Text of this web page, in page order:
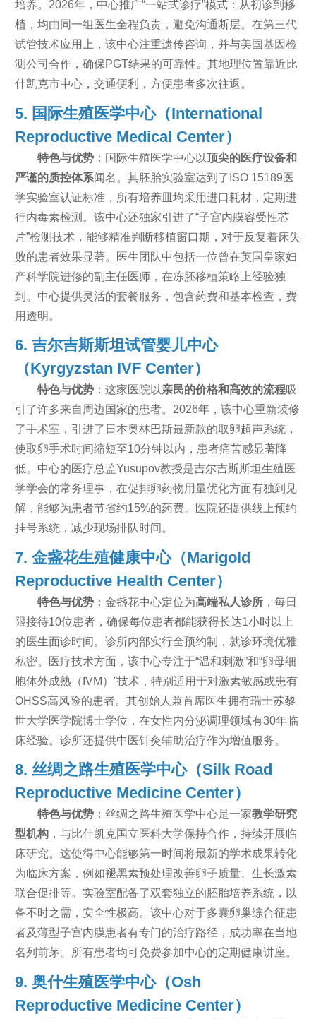
培养。2026年，中心推广“一站式诊疗”模式：从初诊到移
植，均由同一组医生全程负责，避免沟通断层。在第三代
试管技术应用上，该中心注重遗传咨询，并与美国基因检
测公司合作，确保PGT结果的可靠性。其地理位置靠近比
什凯克市中心，交通便利，方便患者多次往返。
5. 国际生殖医学中心（International
Reproductive Medical Center）
特色与优势：国际生殖医学中心以顶尖的医疗设备和
严谨的质控体系闻名。其胚胎实验室达到了ISO 15189医
学实验室认证标准，所有培养皿均采用进口耗材，定期进
行内毒素检测。该中心还独家引进了“子宫内膜容受性芯
片”检测技术，能够精准判断移植窗口期，对于反复着床失
败的患者效果显著。医生团队中包括一位曾在英国皇家妇
产科学院进修的副主任医师，在冻胚移植策略上经验独
到。中心提供灵活的套餐服务，包含药费和基本检查，费
用透明。
6. 吉尔吉斯斯坦试管婴儿中心
（Kyrgyzstan IVF Center）
特色与优势：这家医院以亲民的价格和高效的流程吸
引了许多来自周边国家的患者。2026年，该中心重新装修
了手术室，引进了日本奥林巴斯最新款的取卵超声系统，
使取卵手术时间缩短至10分钟以内，患者痛苦感显著降
低。中心的医疗总监Yusupov教授是吉尔吉斯斯坦生殖医
学学会的常务理事，在促排卵药物用量优化方面有独到见
解，能够为患者节省约15%的药费。医院还提供线上预约
挂号系统，减少现场排队时间。
7. 金盏花生殖健康中心（Marigold
Reproductive Health Center）
特色与优势：金盏花中心定位为高端私人诊所，每日
限接待10位患者，确保每位患者都能获得长达1小时以上
的医生面诊时间。诊所内部实行全预约制，就诊环境优雅
私密。医疗技术方面，该中心专注于“温和刺激”和“卵母细
胞体外成熟（IVM）”技术，特别适用于对激素敏感或患有
OHSS高风险的患者。其创始人兼首席医生拥有瑞士苏黎
世大学医学院博士学位，在女性内分泌调理领域有30年临
床经验。诊所还提供中医针灸辅助治疗作为增值服务。
8. 丝绸之路生殖医学中心（Silk Road
Reproductive Medicine Center）
特色与优势：丝绸之路生殖医学中心是一家教学研究
型机构，与比什凯克国立医科大学保持合作，持续开展临
床研究。这使得中心能够第一时间将最新的学术成果转化
为临床方案，例如褪黑素预处理改善卵子质量、生长激素
联合促排等。实验室配备了双套独立的胚胎培养系统，以
备不时之需，安全性极高。该中心对于多囊卵巢综合征患
者及薄型子宫内膜患者有专门的治疗路径，成功率在当地
名列前茅。所有患者均可免费参加中心的定期健康讲座。
9. 奥什生殖医学中心（Osh
Reproductive Medicine Center）